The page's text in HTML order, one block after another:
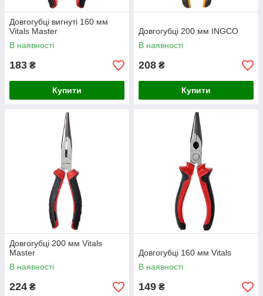
Довгогубці вигнуті 160 мм
Vitals Master
В наявності
183 ₴
Купити
Довгогубці 200 мм INGCO
В наявності
208 ₴
Купити
Довгогубці 200 мм Vitals
Master
В наявності
224 ₴
Довгогубці 160 мм Vitals
В наявності
149 ₴